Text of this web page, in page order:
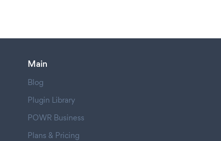
Main
Blog
Plugin Library
POWR Business
Plans & Pricing